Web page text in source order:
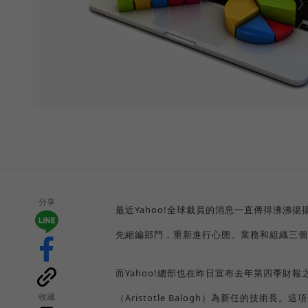
分享
收藏
最近Yahoo!全球裁員的消息一直傳得沸沸
先縮編部門，重新進行心態、業務和組織三
而Yahoo!總部也在昨日宣布去年第四季財報
（Aristotle Balogh）為新任的技術長。這